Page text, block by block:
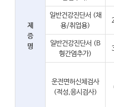
제
증
명
일반건강진단서 (채
용/취업용)
일반건강진단서 (B
형간염추가)
운전면허신체검사
(적성,응시검사)